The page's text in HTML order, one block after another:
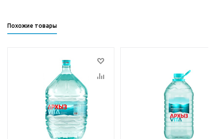
Похожие товары